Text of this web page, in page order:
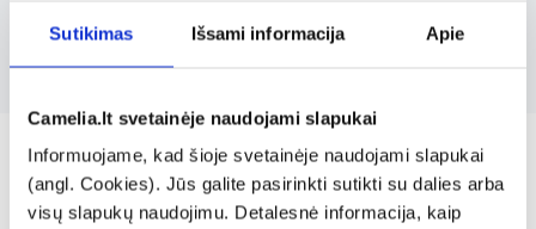
Sutikimas Išsami informacija Apie
Camelia.lt svetainėje naudojami slapukai
Informuojame, kad šioje svetainėje naudojami slapukai
(angl. Cookies). Jūs galite pasirinkti sutikti su dalies arba
visų slapukų naudojimu. Detalesnė informacija, kaip
greitai atgauti komfortą ir tęsti savo veiklas.